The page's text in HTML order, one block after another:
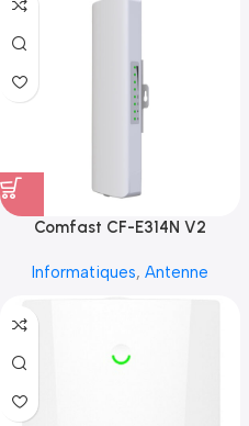
Comfast CF-E314N V2
Informatiques, Antenne